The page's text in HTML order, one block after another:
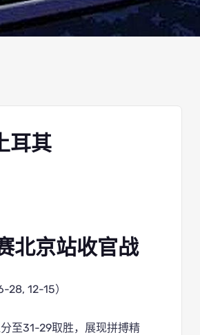
耳其
北京站收官战
28, 12-15）
至31-29取胜，展现拼搏精